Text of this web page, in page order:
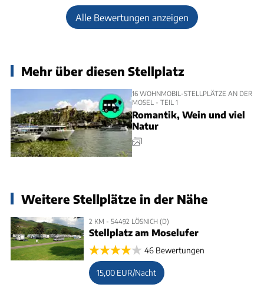
Alle Bewertungen anzeigen
Mehr über diesen Stellplatz
16 WOHNMOBIL-STELLPLÄTZE AN DER
MOSEL - TEIL 1
Romantik, Wein und viel
Natur
Weitere Stellplätze in der Nähe
2 KM - 54492 LÖSNICH (D)
Stellplatz am Moselufer
46 Bewertungen
15,00 EUR/Nacht